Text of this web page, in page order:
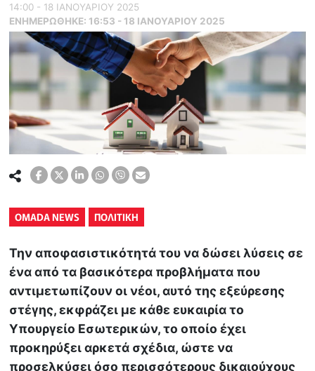
14:00 - 18 ΙΑΝΟΥΑΡΙΟΥ 2025
ΕΝΗΜΕΡΏΘΗΚΕ: 16:53 - 18 ΙΑΝΟΥΑΡΙΟΥ 2025
OMADA NEWS ΠΟΛΙΤΙΚΗ
Την αποφασιστικότητά του να δώσει λύσεις σε
ένα από τα βασικότερα προβλήματα που
αντιμετωπίζουν οι νέοι, αυτό της εξεύρεσης
στέγης, εκφράζει με κάθε ευκαιρία το
Υπουργείο Εσωτερικών, το οποίο έχει
προκηρύξει αρκετά σχέδια, ώστε να
προσελκύσει όσο περισσότερους δικαιούχους